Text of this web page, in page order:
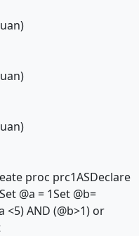
proc prc1ASDeclare
@a = 1Set @b=
<5) AND (@b>1) or